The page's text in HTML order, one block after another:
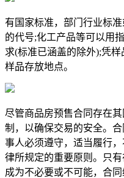
有国家标准，部门行业标
的代号;化工产品等可以用
求(标准已涵盖的除外);凭
样品存放地点。
尽管商品房预售合同存在
制，以确保交易的安全。
事人必须遵守，适当履行
律所规定的重要原则。只
成为不必要或不可能，合